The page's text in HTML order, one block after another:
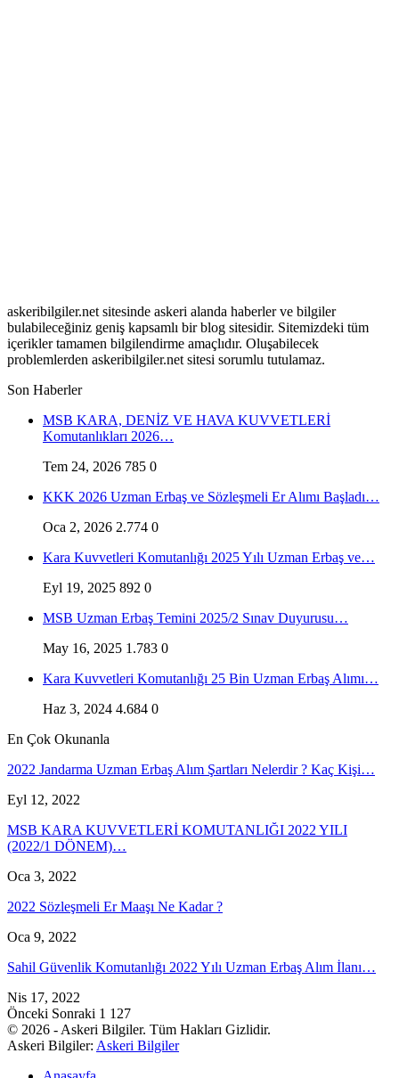
askeribilgiler.net sitesinde askeri alanda haberler ve bilgiler
bulabileceğiniz geniş kapsamlı bir blog sitesidir. Sitemizdeki tüm
içerikler tamamen bilgilendirme amaçlıdır. Oluşabilecek
problemlerden askeribilgiler.net sitesi sorumlu tutulamaz.
Son Haberler
MSB KARA, DENİZ VE HAVA KUVVETLERİ
Komutanlıkları 2026…
Tem 24, 2026 785 0
KKK 2026 Uzman Erbaş ve Sözleşmeli Er Alımı Başladı…
Oca 2, 2026 2.774 0
Kara Kuvvetleri Komutanlığı 2025 Yılı Uzman Erbaş ve…
Eyl 19, 2025 892 0
MSB Uzman Erbaş Temini 2025/2 Sınav Duyurusu…
May 16, 2025 1.783 0
Kara Kuvvetleri Komutanlığı 25 Bin Uzman Erbaş Alımı…
Haz 3, 2024 4.684 0
En Çok Okunanla
2022 Jandarma Uzman Erbaş Alım Şartları Nelerdir ? Kaç Kişi…
Eyl 12, 2022
MSB KARA KUVVETLERİ KOMUTANLIĞI 2022 YILI
(2022/1 DÖNEM)…
Oca 3, 2022
2022 Sözleşmeli Er Maaşı Ne Kadar ?
Oca 9, 2022
Sahil Güvenlik Komutanlığı 2022 Yılı Uzman Erbaş Alım İlanı…
Nis 17, 2022
Önceki Sonraki 1 127
© 2026 - Askeri Bilgiler. Tüm Hakları Gizlidir.
Askeri Bilgiler: Askeri Bilgiler